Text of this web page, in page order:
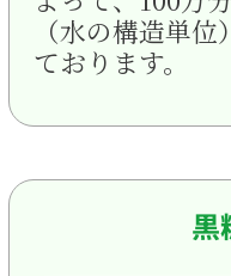
（水の構造単
ております。
黒